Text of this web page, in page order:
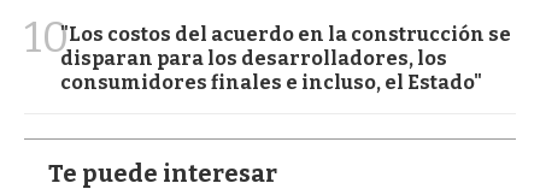
10"Los costos del acuerdo en la construcción se
disparan para los desarrolladores, los
consumidores finales e incluso, el Estado"
Te puede interesar